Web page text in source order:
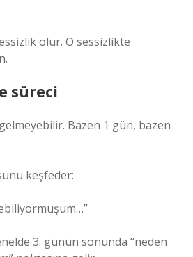
olur. O sessizlikte
süreci
Bazen 1 gün, bazen
keşfeder:
3. günün sonunda “neden